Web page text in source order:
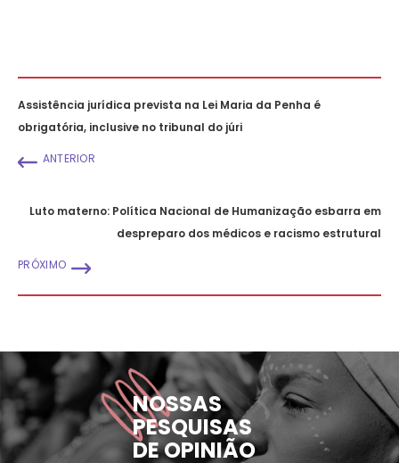
Assistência jurídica prevista na Lei Maria da Penha é
obrigatória, inclusive no tribunal do júri
ANTERIOR
Luto materno: Política Nacional de Humanização esbarra em
despreparo dos médicos e racismo estrutural
PRÓXIMO
NOSSAS
PESQUISAS
DE OPINIÃO